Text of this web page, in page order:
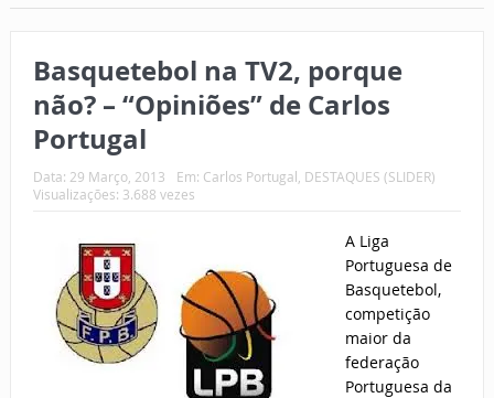
Basquetebol na TV2, porque
não? – “Opiniões” de Carlos
Portugal
Data: 29 Março, 2013 Em: Carlos Portugal DESTAQUES (SLIDER)
Visualizações: 3.688 vezes
A Liga
Portuguesa de
Basquetebol,
competição
maior da
federação
Portuguesa da